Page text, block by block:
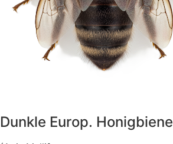
Dunkle Europ. Honigbiene